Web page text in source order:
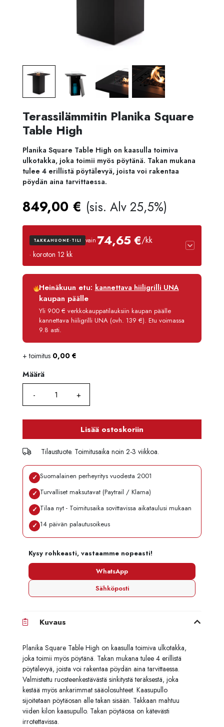
Terassilämmitin Planika Square
Table High
Planika Square Table High on kaasulla toimiva
ulkotakka, joka toimii myös pöytänä. Takan mukana
tulee 4 erillistä pöytälevyä, joista voi rakentaa
pöydän aina tarvittaessa.
849,00 € (sis. Alv 25,5%)
TAKKAHUONE-TILI vain 74,65 €/kk
· koroton 12 kk
Luottoaika
12 kk
Korko
Käsittelymaksu
3,90 €/kk
Maksettava yhteensä
895,80 €
Heinäkuun etu: kannettava hiiligrilli UNA
kaupan päälle
Yli 900 € verkkokauppatilauksiin kaupan päälle
kannettava hiiligrilli UNA (ovh. 139 €). Etu voimassa
9.8 asti.
+ toimitus 0,00 €
Määrä
Määrä
Lisää ostoskoriin
Tilaustuote. Toimitusaika noin 2-3 viikkoa.
✓ Suomalainen perheyritys vuodesta 2001
✓ Turvalliset maksutavat (Paytrail / Klarna)
✓ Tilaa nyt - Toimitusaika sovittavissa aikataulusi mukaan
✓ 14 päivän palautusoikeus
Kysy rohkeasti, vastaamme nopeasti!
WhatsApp
Sähköposti
Kuvaus
Planika Square Table High on kaasulla toimiva ulkotakka,
joka toimii myös pöytänä. Takan mukana tulee 4 erillistä
pöytälevyä, joista voi rakentaa pöydän aina tarvittaessa.
Valmistettu ruosteenkestävästä sinkitystä teräksestä, joka
kestää myös ankarimmat sääolosuhteet. Kaasupullo
sijoitetaan pöytäosan alle takan sisään. Takkaan mahtuu
viiden kilon kaasupullo. Takan pöytäosa on kätevästi
irrotettavissa.